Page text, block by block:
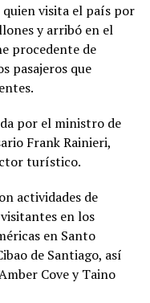
visita el país por
y arribó en el
procedente de
pasajeros que
por el ministro de
Frank Rainieri,
turístico.
actividades de
en los
en Santo
de Santiago, así
Cove y Taino